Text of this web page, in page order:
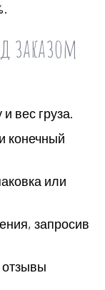
заказом
вес груза.
конечный
или
запросив
отзывы